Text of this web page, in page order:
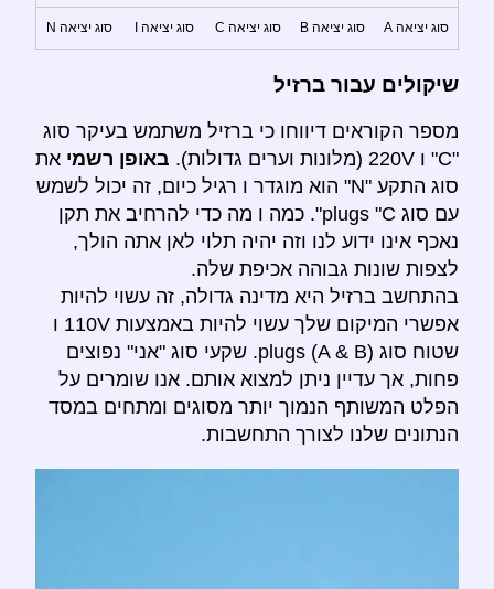
סוג יציאה A סוג יציאה B סוג יציאה C סוג יציאה I סוג יציאה N
שיקולים עבור ברזיל
מספר הקוראים דיווחו כי ברזיל משתמש בעיקר סוג
"C" ו 220V (מלונות וערים גדולות).
באופן רשמי את
סוג התקע "N" הוא מוגדר ו רגיל כיום, זה יכול לשמש
עם סוג plugs "C". כמה ו מה כדי להרחיב את תקן
נאכף אינו ידוע לנו וזה יהיה תלוי לאן אתה הולך,
לצפות שונות גבוהה אכיפת שלה.
בהתחשב ברזיל היא מדינה גדולה, זה עשוי להיות
אפשרי המיקום שלך עשוי להיות באמצעות 110V ו
שטוח סוג plugs (A & B). שקעי סוג "אני" נפוצים
פחות, אך עדיין ניתן למצוא אותם. אנו שומרים על
הפלט המשותף הנמוך יותר מסוגים ומתחים במסד
הנתונים שלנו לצורך התחשבות.